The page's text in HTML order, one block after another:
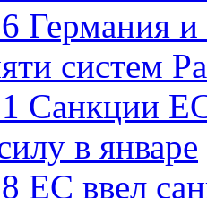
Германия
систем
Санкции
в январе
ЕС ввел